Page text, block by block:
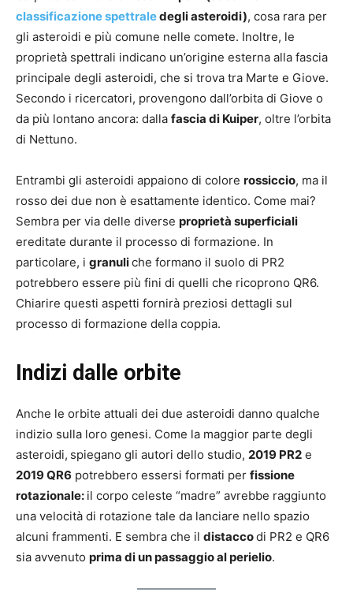
classificazione spettraledegli asteroidi), cosa rara per
gli asteroidi e più comune nelle comete. Inoltre, le
proprietà spettrali indicano un’origine esterna alla fascia
principale degli asteroidi, che si trova tra Marte e Giove.
Secondo i ricercatori, provengono dall’orbita di Giove o
da più lontano ancora: dalla fascia di Kuiper, oltre l’orbita
di Nettuno.
Entrambi gli asteroidi appaiono di colore rossiccio, ma il
rosso dei due non è esattamente identico. Come mai?
Sembra per via delle diverse proprietà superficiali
ereditate durante il processo di formazione. In
particolare, i granuliche formano il suolo di PR2
potrebbero essere più fini di quelli che ricoprono QR6.
Chiarire questi aspetti fornirà preziosi dettagli sul
processo di formazione della coppia.
Indizi dalle orbite
Anche le orbite attuali dei due asteroidi danno qualche
indizio sulla loro genesi. Come la maggior parte degli
asteroidi, spiegano gli autori dello studio, 2019 PR2 e
2019 QR6 potrebbero essersi formati per fissione
rotazionale: il corpo celeste “madre” avrebbe raggiunto
una velocità di rotazione tale da lanciare nello spazio
alcuni frammenti. E sembra che il distaccodi PR2 e QR6
sia avvenuto prima di un passaggio al perielio.